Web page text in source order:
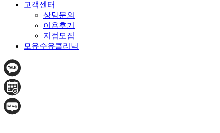
고객센터
상담문의
이용후기
지점모집
모유수유클리닉